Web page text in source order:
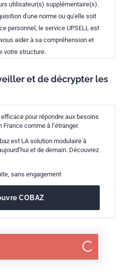
utilisateur(s) supplémentaire(s).
d'une norme ou qu'elle soit
personnel, le service UPSELL est
aider à sa compréhension et
votre structure.
et de décrypter les
pour répondre aux besoins
comme à l’étranger.
est LA solution modulaire à
et de demain. Découvrez
sans engagement
COBAZ